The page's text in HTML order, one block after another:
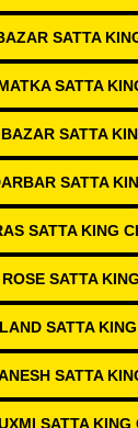
SATTA
SATTA
SATTA
SATTA
SATTA KING
SATTA
SATTA
SATTA
SATTA KING